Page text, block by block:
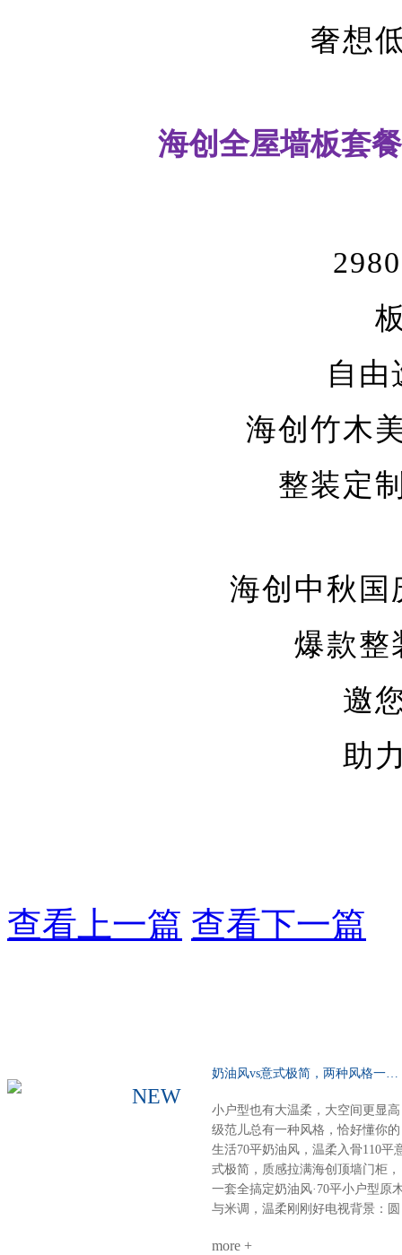
奢想
海创全屋墙板套
自由
海创竹木
整装定
海创中秋国
爆款整
邀
助
查看上一篇 查看下一篇
NEW
小户型也有大温柔，大空间更显高
级范儿总有一种风格，恰好懂你的
生活70平奶油风，温柔入骨110平
式极简，质感拉满海创顶墙门柜，
一套全搞定奶油风·70平小户型原
与米调，温柔刚刚好电视背景：圆
虽小却全，定制柜配套温馨精致整
more +